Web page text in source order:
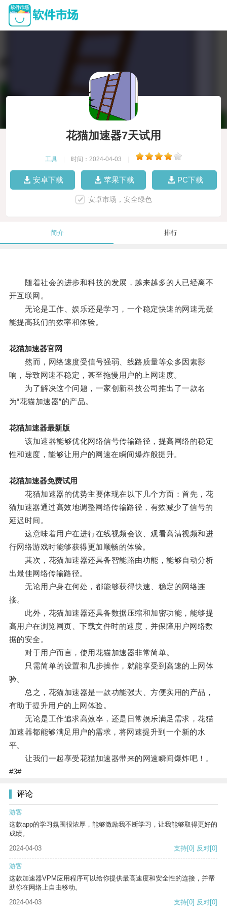
花猫加速器7天试用
工具 时间：2024-04-03
安卓下载 苹果下载 PC下载
安卓市场，安全绿色
简介 排行
随着社会的进步和科技的发展，越来越多的人已经离不
开互联网。
无论是工作、娱乐还是学习，一个稳定快速的网速无疑
能提高我们的效率和体验。
花猫加速器官网
然而，网络速度受信号强弱、线路质量等众多因素影
响，导致网速不稳定，甚至拖慢用户的上网速度。
为了解决这个问题，一家创新科技公司推出了一款名
为“花猫加速器”的产品。
花猫加速器最新版
该加速器能够优化网络信号传输路径，提高网络的稳定
性和速度，能够让用户的网速在瞬间爆炸般提升。
花猫加速器免费试用
花猫加速器的优势主要体现在以下几个方面：首先，花
猫加速器通过高效地调整网络传输路径，有效减少了信号的
延迟时间。
这意味着用户在进行在线视频会议、观看高清视频和进
行网络游戏时能够获得更加顺畅的体验。
其次，花猫加速器还具备智能路由功能，能够自动分析
出最佳网络传输路径。
无论用户身在何处，都能够获得快速、稳定的网络连
接。
此外，花猫加速器还具备数据压缩和加密功能，能够提
高用户在浏览网页、下载文件时的速度，并保障用户网络数
据的安全。
对于用户而言，使用花猫加速器非常简单。
只需简单的设置和几步操作，就能享受到高速的上网体
验。
总之，花猫加速器是一款功能强大、方便实用的产品，
有助于提升用户的上网体验。
无论是工作追求高效率，还是日常娱乐满足需求，花猫
加速器都能够满足用户的需求，将网速提升到一个新的水
平。
让我们一起享受花猫加速器带来的网速瞬间爆炸吧！。
#3#
评论
游客
这款app的学习氛围很浓厚，能够激励我不断学习，让我能够取得更好的
成绩。
2024-04-03
支持[0] 反对[0]
游客
这款加速器VPM应用程序可以给你提供最高速度和安全性的连接，并帮
助你在网络上自由移动。
2024-04-03
支持[0] 反对[0]